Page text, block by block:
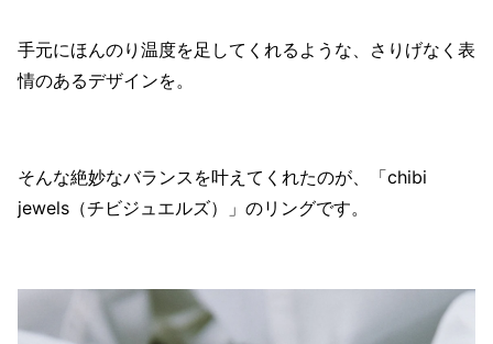
手元にほんのり温度を足してくれるような、さりげなく表
情のあるデザインを。
そんな絶妙なバランスを叶えてくれたのが、「chibi
jewels（チビジュエルズ）」のリングです。